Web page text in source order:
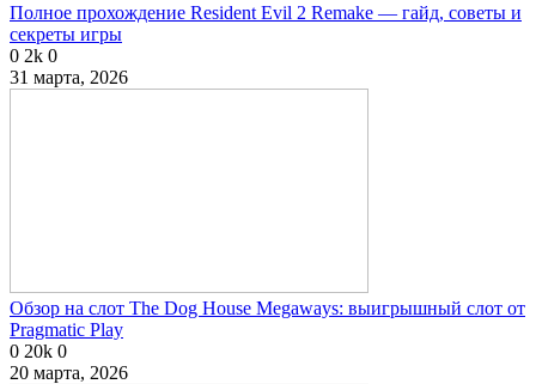
Полное прохождение Resident Evil 2 Remake — гайд, советы и
секреты игры
0 2k 0
31 марта, 2026
Обзор на слот The Dog House Megaways: выигрышный слот от
Pragmatic Play
0 20k 0
20 марта, 2026